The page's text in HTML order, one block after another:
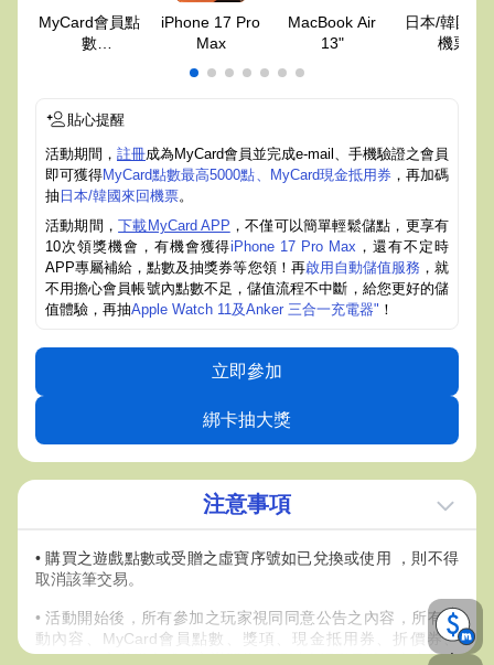
MyCard會員點
數
iPhone 17 Pro
Max
MacBook Air
13"
日本/韓國來
機票
貼心提醒
活動期間， 註冊成為MyCard會員並完成e-mail、手機驗證之會員
即可獲得MyCard點數最高5000點、MyCard現金抵用券，再加碼
抽 日本/韓國來回機票。
活動期間，下載MyCard APP ，不僅可以簡單輕鬆儲點，更享有
10次領獎機會，有機會獲得iPhone 17 Pro Max ，還有不定時
APP專屬補給，點數及抽獎券等您領！再啟用自動儲值服務，就
不用擔心會員帳號內點數不足，儲值流程不中斷，給您更好的儲
值體驗，再抽Apple Watch 11及Anker 三合一充電器" ！
立即參加
綁卡抽大獎
注意事項
• 購買之遊戲點數或受贈之虛寶序號如已兌換或使用 ，則不得
取消該筆交易。
• 活動開始後，所有參加之玩家視同同意公告之內容，所有活
動內容、MyCard會員點數、獎項、現金抵用券、折價券、
COUPON之發送方式，主辦單位保留以上活動及獎項內容修改